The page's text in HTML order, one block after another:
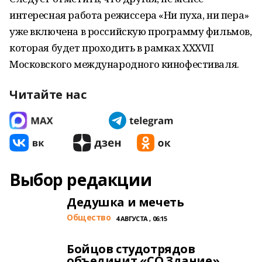
интересная работа режиссера «Ни пуха, ни пера»
уже включена в российскую программу фильмов,
которая будет проходить в рамках XXXVII
Московского международного кинофестиваля.
Читайте нас
Выбор редакции
Дедушка и мечеть
Общество 4 АВГУСТА , 06:15
Бойцов студотрядов